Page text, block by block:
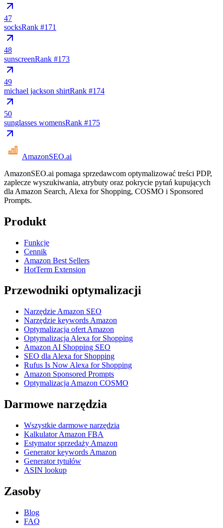
47
socksRank #171
48
sunscreenRank #173
49
michael jackson shirtRank #174
50
sunglasses womensRank #175
AmazonSEO.ai
AmazonSEO.ai pomaga sprzedawcom optymalizować treści PDP,
zaplecze wyszukiwania, atrybuty oraz pokrycie pytań kupujących
dla Amazon Search, Alexa for Shopping, COSMO i Sponsored
Prompts.
Produkt
Funkcje
Cennik
Amazon Best Sellers
HotTerm Extension
Przewodniki optymalizacji
Narzędzie Amazon SEO
Narzędzie keywords Amazon
Optymalizacja ofert Amazon
Optymalizacja Alexa for Shopping
Amazon AI Shopping SEO
SEO dla Alexa for Shopping
Rufus Is Now Alexa for Shopping
Amazon Sponsored Prompts
Optymalizacja Amazon COSMO
Darmowe narzędzia
Wszystkie darmowe narzędzia
Kalkulator Amazon FBA
Estymator sprzedaży Amazon
Generator keywords Amazon
Generator tytułów
ASIN lookup
Zasoby
Blog
FAQ